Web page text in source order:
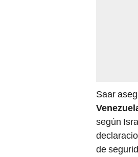
Saar
según
de